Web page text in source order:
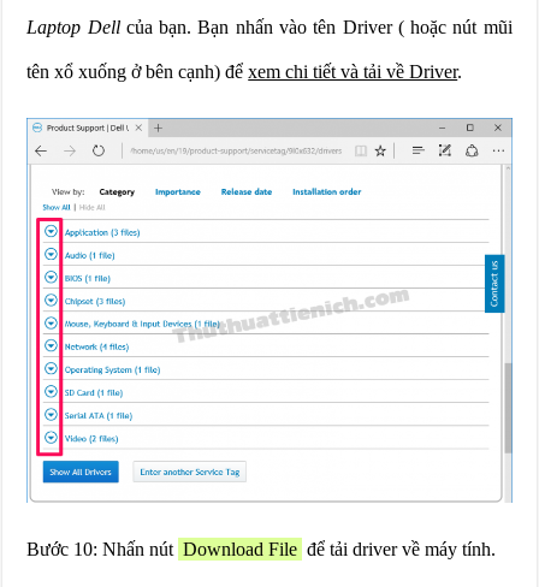
Laptop Dellcủa bạn. Bạn nhấn vào tên Driver ( hoặc nút mũi
tên xổ xuống ở bên cạnh) đểxem chi tiết và tải về Driver.
Bước 10: Nhấn nút Download File để tải driver về máy tính.